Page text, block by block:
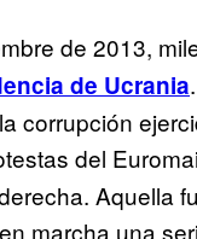
de 2013,
de Ucrania
corrupción
del
Aquella
marcha una